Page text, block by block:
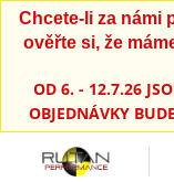
Chcete-li za námi
ověřte si, že
OD 6. - 12.7.26
OBJEDNÁVKY